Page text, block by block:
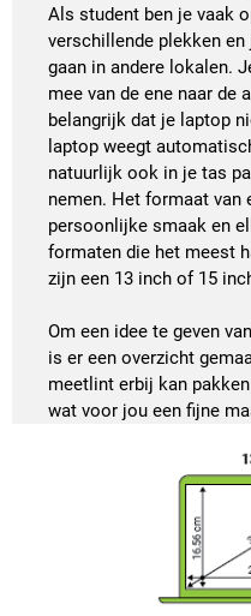
Als student ben je vaak
verschillende plekken
gaan in andere lokalen.
mee van de ene naar de
belangrijk dat je laptop
laptop weegt
natuurlijk ook in je tas
nemen. Het formaat van
persoonlijke smaak en
formaten die het meest
zijn een 13 inch of 15
Om een idee te geven
is er een overzicht
meetlint erbij kan
wat voor jou een fijne